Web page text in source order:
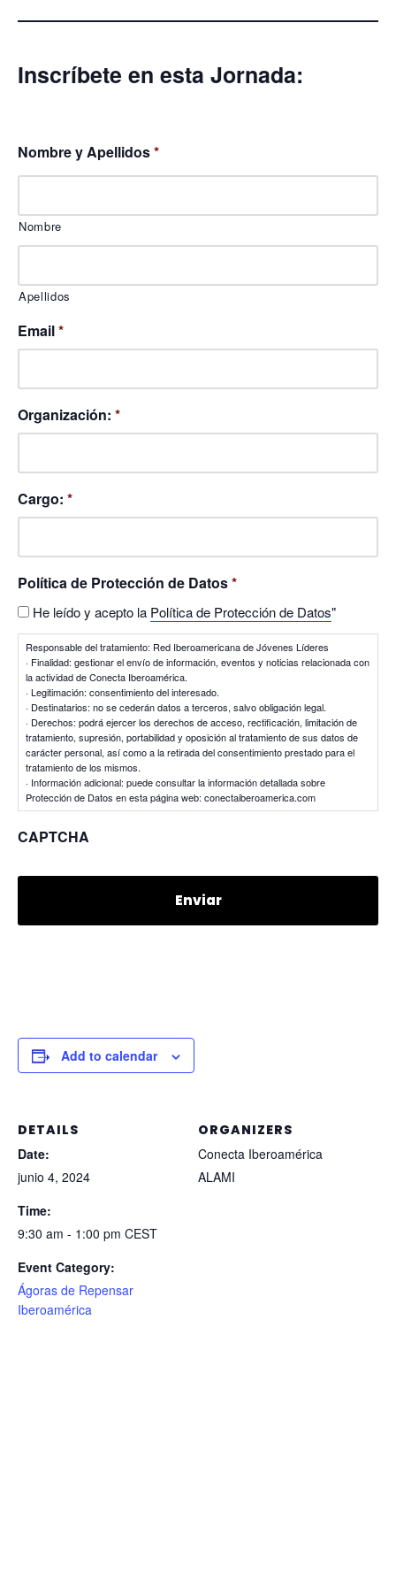
Inscríbete en esta Jornada:
Nombre y Apellidos*
Nombre
Apellidos
Email*
Organización: *
Cargo: *
Política de Protección de Datos*
He leído y acepto la Política de Protección de Datos"
Responsable del tratamiento: Red Iberoamericana de Jóvenes Líderes
· Finalidad: gestionar el envío de información, eventos y noticias relacionada con
la actividad de Conecta Iberoamérica.
· Legitimación: consentimiento del interesado.
· Destinatarios: no se cederán datos a terceros, salvo obligación legal.
· Derechos: podrá ejercer los derechos de acceso, rectificación, limitación de
tratamiento, supresión, portabilidad y oposición al tratamiento de sus datos de
carácter personal, así como a la retirada del consentimiento prestado para el
tratamiento de los mismos.
· Información adicional: puede consultar la información detallada sobre
Protección de Datos en esta página web: conectaiberoamerica.com
CAPTCHA
Add to calendar
DETAILS
Date:
junio 4, 2024
Time:
9:30 am - 1:00 pm CEST
Event Category:
Ágoras de Repensar
Iberoamérica
ORGANIZERS
Conecta Iberoamérica
ALAMI